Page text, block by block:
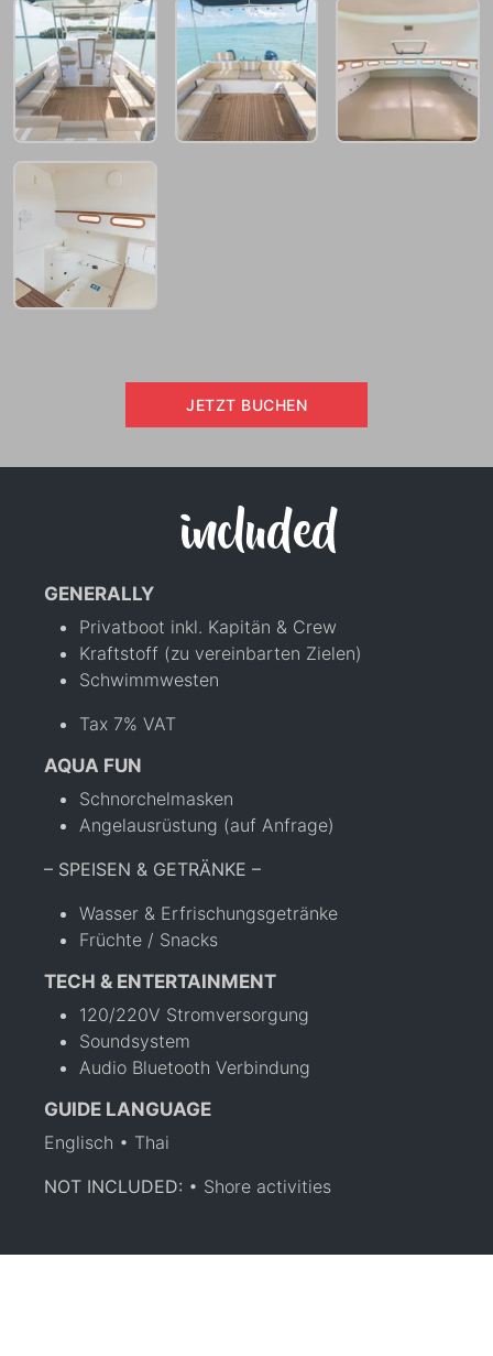
JETZT BUCHEN
included
GENERALLY
Privatboot inkl. Kapitän & Crew
Kraftstoff (zu vereinbarten Zielen)
Schwimmwesten
Tax 7% VAT
AQUA FUN
Schnorchelmasken
Angelausrüstung (auf Anfrage)
– SPEISEN & GETRÄNKE –
Wasser & Erfrischungsgetränke
Früchte / Snacks
TECH & ENTERTAINMENT
120/220V Stromversorgung
Soundsystem
Audio Bluetooth Verbindung
GUIDE LANGUAGE
Englisch • Thai
NOT INCLUDED: • Shore activities